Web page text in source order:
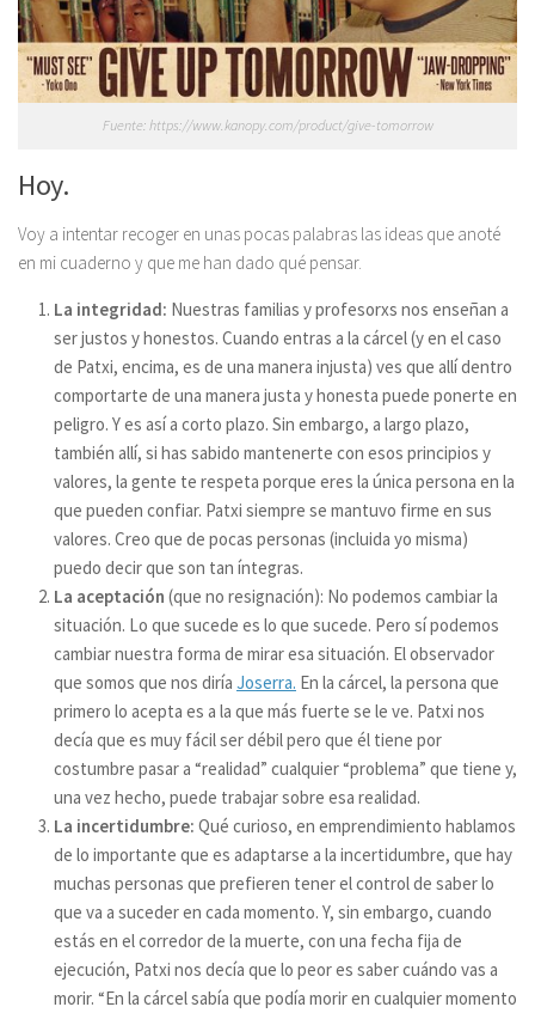
Fuente: https://www.kanopy.com/product/give-tomorrow
Hoy.
Voy a intentar recoger en unas pocas palabras las ideas que anoté
en mi cuaderno y que me han dado qué pensar.
La integridad: Nuestras familias y profesorxs nos enseñan a
ser justos y honestos. Cuando entras a la cárcel (y en el caso
de Patxi, encima, es de una manera injusta) ves que allí dentro
comportarte de una manera justa y honesta puede ponerte en
peligro. Y es así a corto plazo. Sin embargo, a largo plazo,
también allí, si has sabido mantenerte con esos principios y
valores, la gente te respeta porque eres la única persona en la
que pueden confiar. Patxi siempre se mantuvo firme en sus
valores. Creo que de pocas personas (incluida yo misma)
puedo decir que son tan íntegras.
La aceptación (que no resignación): No podemos cambiar la
situación. Lo que sucede es lo que sucede. Pero sí podemos
cambiar nuestra forma de mirar esa situación. El observador
que somos que nos diría Joserra. En la cárcel, la persona que
primero lo acepta es a la que más fuerte se le ve. Patxi nos
decía que es muy fácil ser débil pero que él tiene por
costumbre pasar a “realidad” cualquier “problema” que tiene y,
una vez hecho, puede trabajar sobre esa realidad.
La incertidumbre: Qué curioso, en emprendimiento hablamos
de lo importante que es adaptarse a la incertidumbre, que hay
muchas personas que prefieren tener el control de saber lo
que va a suceder en cada momento. Y, sin embargo, cuando
estás en el corredor de la muerte, con una fecha fija de
ejecución, Patxi nos decía que lo peor es saber cuándo vas a
morir. “En la cárcel sabía que podía morir en cualquier momento